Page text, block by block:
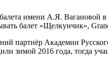
имени А.Я.
балет «Щелкунчик»,
партнёр Академии
зимой 2016 года, тогда